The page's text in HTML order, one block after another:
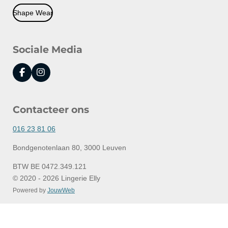
Shape Wear
Sociale Media
F
a
b
o
k
I
n
a
r
a
Contacteer ons
016 23 81 06
Bondgenotenlaan 80, 3000 Leuven
BTW BE 0472.349.121
© 2020 - 2026 Lingerie Elly
Powered by JouwWeb